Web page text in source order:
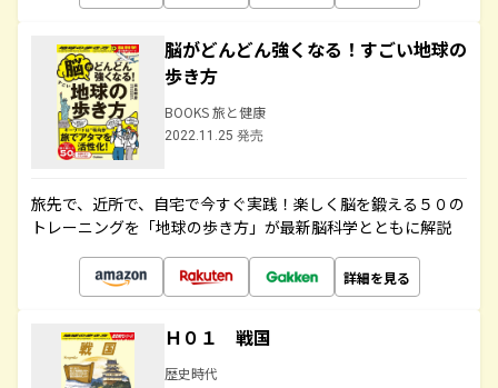
脳がどんどん強くなる！すごい地球の
歩き方
BOOKS 旅と健康
2022.11.25 発売
旅先で、近所で、自宅で今すぐ実践！楽しく脳を鍛える５０の
トレーニングを「地球の歩き方」が最新脳科学とともに解説
詳細を見る
Ｈ０１ 戦国
歴史時代